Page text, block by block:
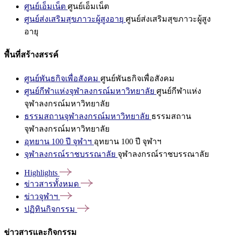
ศูนย์เอ็มเน็ต ศูนย์เอ็มเน็ต
ศูนย์ส่งเสริมสุขภาวะผู้สูงอายุ ศูนย์ส่งเสริมสุขภาวะผู้สูง
อายุ
พื้นที่สร้างสรรค์
ศูนย์พันธกิจเพื่อสังคม ศูนย์พันธกิจเพื่อสังคม
ศูนย์กีฬาแห่งจุฬาลงกรณ์มหาวิทยาลัย ศูนย์กีฬาแห่ง
จุฬาลงกรณ์มหาวิทยาลัย
ธรรมสถานจุฬาลงกรณ์มหาวิทยาลัย ธรรมสถาน
จุฬาลงกรณ์มหาวิทยาลัย
อุทยาน 100 ปี จุฬาฯ อุทยาน 100 ปี จุฬาฯ
จุฬาลงกรณ์ราชบรรณาลัย จุฬาลงกรณ์ราชบรรณาลัย
Highlights
ข่าวสารทั้งหมด
ข่าวจุฬาฯ
ปฏิทินกิจกรรม
ข่าวสารและกิจกรรม